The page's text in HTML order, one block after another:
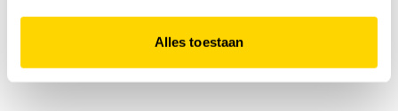
Alles toestaan